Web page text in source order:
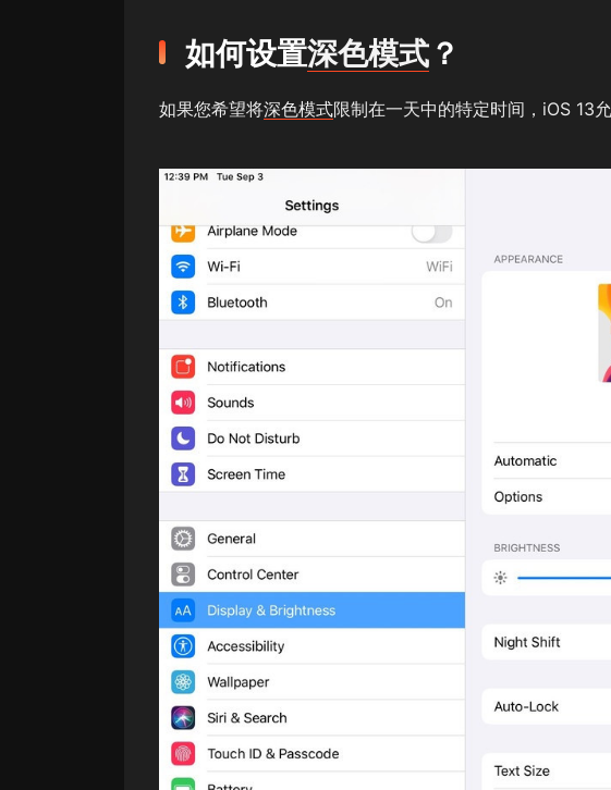
如何设置深色模式 ？
如果您希望将深色模式限制在一天中的特定时间，iOS 13